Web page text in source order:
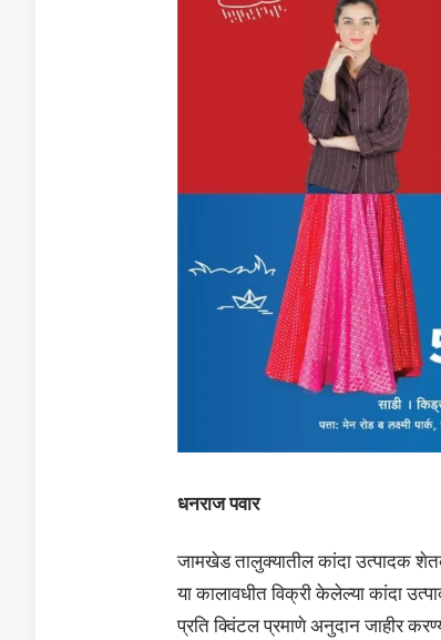
धनराज पवार
जामखेड तालुक्यातील कांदा उत्पादक
या कालावधीत विक्री केलेल्या कांदा
प्रति क्विंटल प्रमाणे अनुदान जाहीर